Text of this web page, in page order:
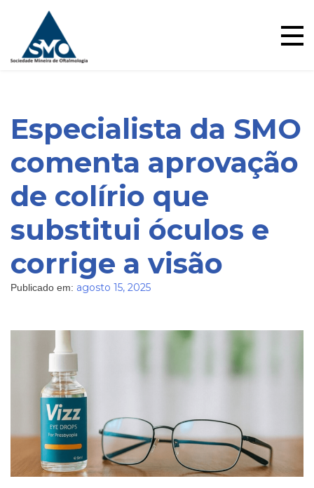
content
Blog
Especialista da SMO
comenta aprovação
de colírio que
substitui óculos e
corrige a visão
Publicado em: agosto 15, 2025